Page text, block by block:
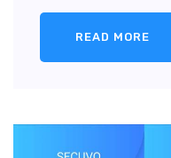
READ MORE